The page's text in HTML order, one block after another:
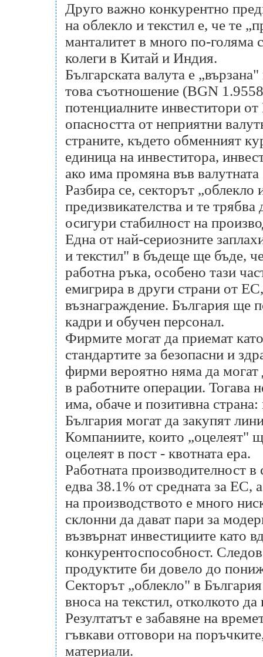
Друго важно конкурентно
на облекло и текстил е, че те
манталитет в много по-голяма
колеги в Китай и Индия.
Българската валута е
това съотношение (BGN
потенциалните инвеститори
опасността от неприятни
страните, където обменният
единица на инвеститора,
ако има промяна във
Разбира се, секторът
предизвикателства и те
осигури стабилност на
Една от най-сериозните
и текстил" в бъдеще ще бъде,
работна ръка, особено тази
емигрира в други страни от
възнаграждение. България ще
кадри и обучен персонал.
Фирмите могат да приемат
стандартите за безопасни и
фирми вероятно няма да могат
в работните операции. Тогава
има, обаче и позитивна
България могат да закупят
Компаниите, които „оцелеят"
оцелеят в пост - квотната ера.
Работната производителност
едва 38.1% от средната за ЕС,
на производството е много
склонни да дават пари за
възвърнат инвестициите като
конкурентоспособност.
продуктите би довело до
Секторът „облекло" в
вноса на текстил, отколкото
Резултатът е забавяне на
гъвкави отговори на
материали.